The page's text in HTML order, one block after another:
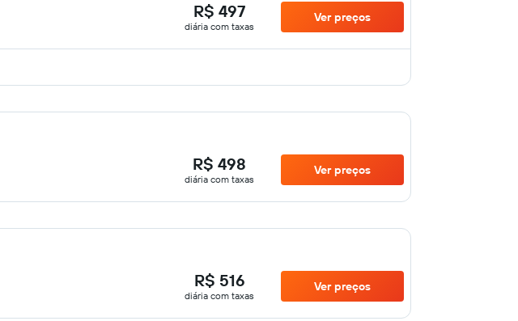
R$ 497
diária com taxas
Ver preços
R$ 498
diária com taxas
Ver preços
R$ 516
diária com taxas
Ver preços